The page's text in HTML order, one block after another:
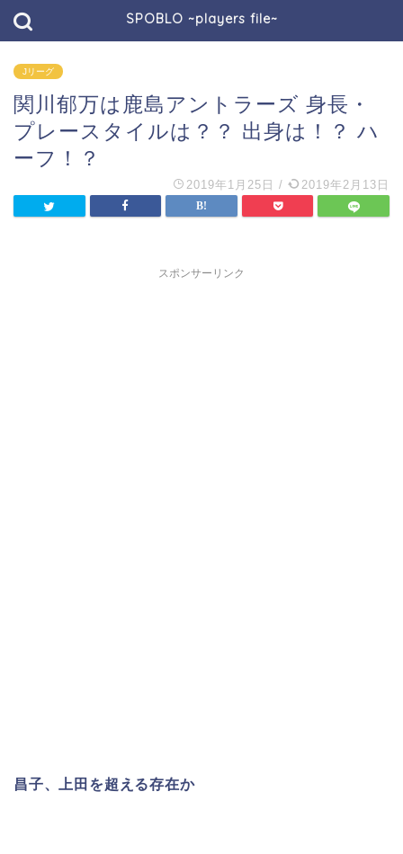
SPOBLO ~players file~
Jリーグ
関川郁万は鹿島アントラーズ 身長・
プレースタイルは？？ 出身は！？ ハ
ーフ！？
2019年1月25日 / 2019年2月13日
スポンサーリンク
昌子、上田を超える存在か